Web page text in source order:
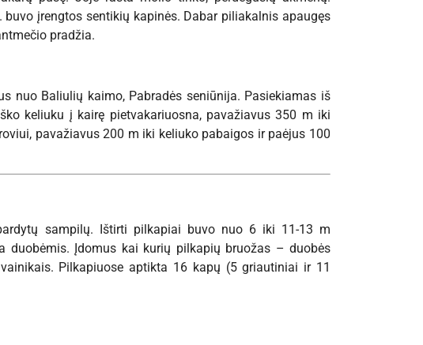
įrengtos sentikių kapinės. Dabar piliakalnis apaugęs
pradžia.
nuo Baliulių kaimo, Pabradės seniūnija. Pasiekiamas iš
keliuku į kairę pietvakariuosna, pavažiavus 350 m iki
pavažiavus 200 m iki keliuko pabaigos ir paėjus 100
sampilų. Ištirti pilkapiai buvo nuo 6 iki 11-13 m
Įdomus kai kurių pilkapių bruožas – duobės
Pilkapiuose aptikta 16 kapų (5 griautiniai ir 11